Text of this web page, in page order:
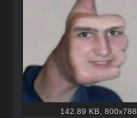
142.89 KB 800x788